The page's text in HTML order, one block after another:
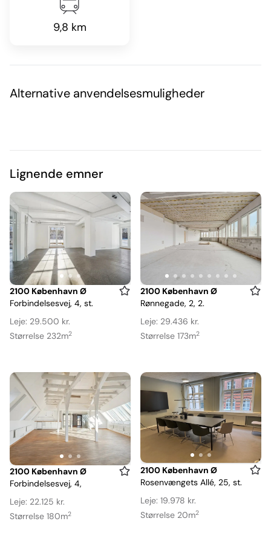
9,8 km
Alternative anvendelsesmuligheder
Lignende emner
Item
1
of
3
2100 København Ø
Forbindelsesvej, 4, st.
Leje: 29.500 kr.
Størrelse 232m2
Item
1
of
9
2100 København Ø
Rønnegade, 2, 2.
Leje: 29.436 kr.
Størrelse 173m2
Item
1
of
3
2100 København Ø
Forbindelsesvej, 4,
Leje: 22.125 kr.
Størrelse 180m2
Item
1
of
3
2100 København Ø
Rosenvængets Allé, 25, st.
Leje: 19.978 kr.
Størrelse 20m2